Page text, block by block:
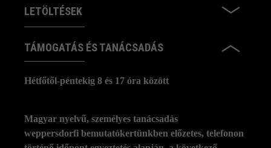
LETÖLTÉSEK
TÁMOGATÁS ÉS TANÁCSADÁS
Hétfőtől-péntekig 8 és 17 óra között
Magyar nyelvű, személyes tanácsadás
weppersdorfi bemutatókertünkben előzetes, telefonon